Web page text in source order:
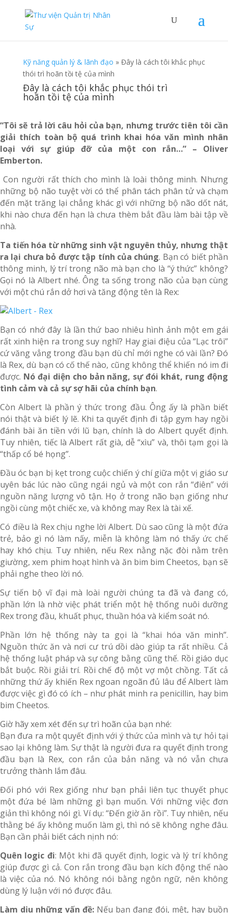
Kỹ năng quản lý & lãnh đạo » Đây là cách tôi khắc phục
thói trì hoãn tồi tệ của mình
Đây là cách tôi khắc phục thói trì
hoãn tồi tệ của mình
“Tôi sẽ trả lời câu hỏi của bạn, nhưng trước tiên tôi cần
giải thích toàn bộ quá trình khai hóa văn mình nhân
loại với sự giúp đỡ của một con rắn…” – Oliver
Emberton.
Con người rất thích cho mình là loài thông minh. Nhưng
những bộ não tuyệt vời có thể phân tách phân tử và chạm
đến mặt trăng lại chẳng khác gì với những bộ não dốt nát,
khi nào chưa đến hạn là chưa thèm bắt đầu làm bài tập về
nhà.
Ta tiến hóa từ những sinh vật nguyên thủy, nhưng thật
ra lại chưa bỏ được tập tính của chúng. Bạn có biết phần
thông minh, lý trí trong não mà bạn cho là “ý thức” không?
Gọi nó là Albert nhé. Ông ta sống trong não của bạn cùng
với một chú rắn dở hơi và tăng động tên là Rex:
Bạn có nhớ đây là lần thứ bao nhiêu hình ảnh một em gái
rất xinh hiện ra trong suy nghĩ? Hay giai điệu của “Lạc trôi”
cứ văng vẳng trong đầu bạn dù chỉ mới nghe có vài lần? Đó
là Rex, dù bạn có cố thế nào, cũng không thể khiến nó im đi
được. Nó đại diện cho bản năng, sự đói khát, rung động
tình cảm và cả sự sợ hãi của chính bạn.
Còn Albert là phần ý thức trong đầu. Ông ấy là phần biết
nói thật và biết lý lẽ. Khi ta quyết định đi tập gym hay ngồi
đánh bài ăn tiền với lũ bạn, chính là do Albert quyết định.
Tuy nhiên, tiếc là Albert rất già, dễ “xìu” và, thôi tạm gọi là
“thấp cổ bé họng”.
Đầu óc bạn bị kẹt trong cuộc chiến ý chí giữa một vị giáo sư
uyên bác lúc nào cũng ngái ngủ và một con rắn “điên” với
nguồn năng lượng vô tận. Họ ở trong não bạn giống như
ngồi cùng một chiếc xe, và không may Rex là tài xế.
Có điều là Rex chịu nghe lời Albert. Dù sao cũng là một đứa
trẻ, bảo gì nó làm nấy, miễn là không làm nó thấy ức chế
hay khó chịu. Tuy nhiên, nếu Rex nằng nặc đòi nằm trên
giường, xem phim hoạt hình và ăn bim bim Cheetos, bạn sẽ
phải nghe theo lời nó.
Sự tiến bộ vĩ đại mà loài người chúng ta đã và đang có,
phần lớn là nhờ việc phát triển một hệ thống nuôi dưỡng
Rex trong đầu, khuất phục, thuần hóa và kiểm soát nó.
Phần lớn hệ thống này ta gọi là “khai hóa văn minh”.
Nguồn thức ăn và nơi cư trú dồi dào giúp ta rất nhiều. Cả
hệ thống luật pháp và sự công bằng cũng thế. Rồi giáo dục
bắt buộc. Rồi giải trí. Rồi chế độ một vợ một chồng. Tất cả
những thứ ấy khiến Rex ngoan ngoãn đủ lâu để Albert làm
được việc gì đó có ích – như phát minh ra penicillin, hay bim
bim Cheetos.
Giờ hãy xem xét đến sự trì hoãn của bạn nhé:
Bạn đưa ra một quyết định với ý thức của mình và tự hỏi tại
sao lại không làm. Sự thật là người đưa ra quyết định trong
đầu bạn là Rex, con rắn của bản năng và nó vẫn chưa
trưởng thành lắm đâu.
Đối phó với Rex giống như bạn phải liên tục thuyết phục
một đứa bé làm những gì bạn muốn. Với những việc đơn
giản thì không nói gì. Ví dụ: “Đến giờ ăn rồi”. Tuy nhiên, nếu
thằng bé ấy không muốn làm gì, thì nó sẽ không nghe đâu.
Bạn cần phải biết cách nịnh nó:
Quên logic đi: Một khi đã quyết định, logic và lý trí không
giúp được gì cả. Con rắn trong đầu bạn kích động thế nào
là việc của nó. Nó không nói bằng ngôn ngữ, nên không
dùng lý luận với nó được đâu.
Làm dịu những vấn đề: Nếu bạn đang đói, mệt, hay buồn